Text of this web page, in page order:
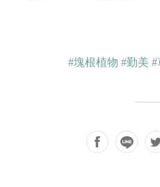
#塊根植物 #勤美 #